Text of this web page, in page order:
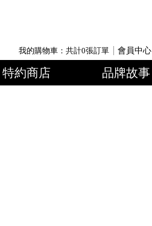
我的購物車：共計0張訂單 會員中心
特約商店 品牌故事